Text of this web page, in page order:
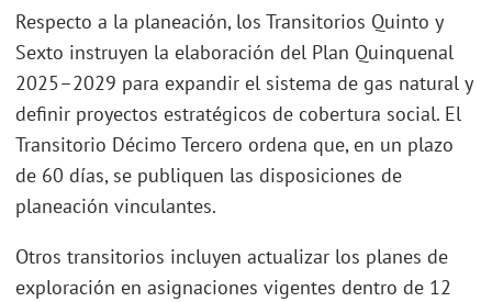
Respecto a la planeación, los Transitorios Quinto y
Sexto instruyen la elaboración del Plan Quinquenal
2025–2029 para expandir el sistema de gas natural y
definir proyectos estratégicos de cobertura social. El
Transitorio Décimo Tercero ordena que, en un plazo
de 60 días, se publiquen las disposiciones de
planeación vinculantes.
Otros transitorios incluyen actualizar los planes de
exploración en asignaciones vigentes dentro de 12